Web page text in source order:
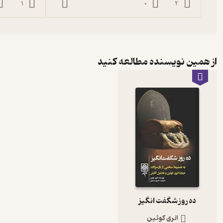
2
0
1
از همین نویسنده مطالعه کنید
ده روز شگفت انگیز
الری کوئین